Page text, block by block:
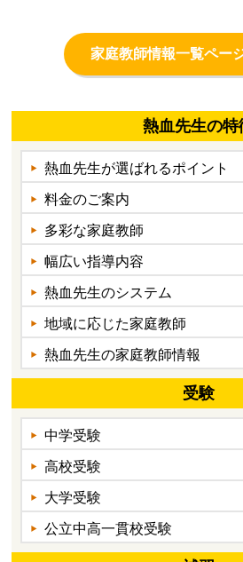
家庭教師情報一覧ペー
熱血先生の特
熱血先生が選ばれるポイント
料金のご案内
多彩な家庭教師
幅広い指導内容
熱血先生のシステム
地域に応じた家庭教師
熱血先生の家庭教師情報
受験
中学受験
高校受験
大学受験
公立中高一貫校受験